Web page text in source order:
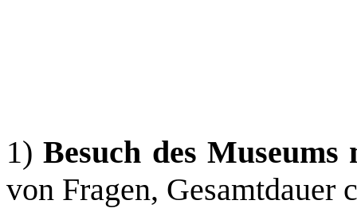
1)Besuch des
von Fragen, Gesamtdauer